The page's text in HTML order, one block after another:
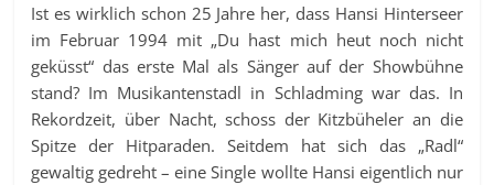
Ist es wirklich schon 25 Jahre her, dass Hansi Hinterseer
im Februar 1994 mit „Du hast mich heut noch nicht
geküsst“ das erste Mal als Sänger auf der Showbühne
stand? Im Musikantenstadl in Schladming war das. In
Rekordzeit, über Nacht, schoss der Kitzbüheler an die
Spitze der Hitparaden. Seitdem hat sich das „Radl“
gewaltig gedreht – eine Single wollte Hansi eigentlich nur